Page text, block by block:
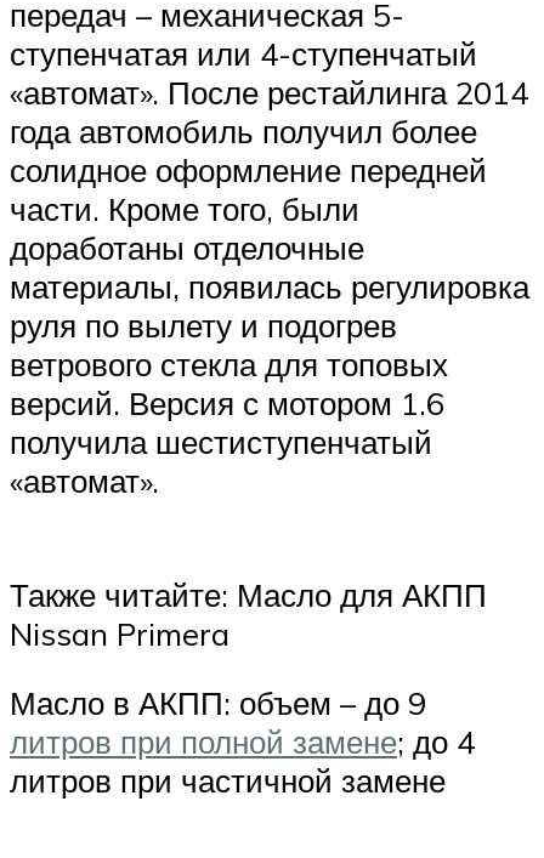
передач – механическая 5-
ступенчатая или 4-ступенчатый
«автомат». После рестайлинга 2014
года автомобиль получил более
солидное оформление передней
части. Кроме того, были
доработаны отделочные
материалы, появилась регулировка
руля по вылету и подогрев
ветрового стекла для топовых
версий. Версия с мотором 1.6
получила шестиступенчатый
«автомат».
Также читайте: Масло для АКПП
Nissan Primera
Масло в АКПП: объем – до 9
литров при полной замене; до 4
литров при частичной замене